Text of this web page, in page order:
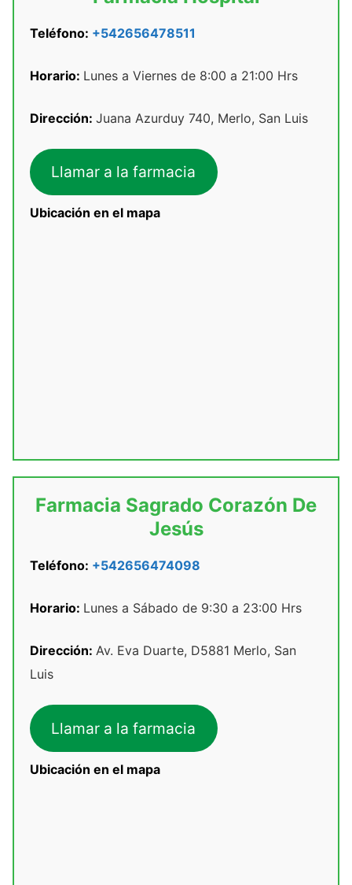
Teléfono: +542656478511
Horario: Lunes a Viernes de 8:00 a 21:00 Hrs
Dirección: Juana Azurduy 740, Merlo, San Luis
Llamar a la farmacia
Ubicación en el mapa
Farmacia Sagrado Corazón De
Jesús
Teléfono: +542656474098
Horario: Lunes a Sábado de 9:30 a 23:00 Hrs
Dirección: Av. Eva Duarte, D5881 Merlo, San
Luis
Llamar a la farmacia
Ubicación en el mapa